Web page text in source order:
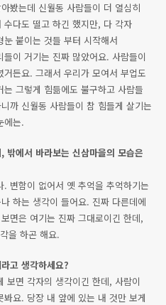
봤는데 신월동 사람들이 더 열심히
다도 떨고 하긴 했지만, 다 각자
붙이는 것들 부터 시작해서
이 거기는 진짜 많았어요. 사람들이
든요. 그래서 우리가 모여서 부업도
그렇게 힘듦에도 불구하고 사람들
까 신월동 사람들이 참 힘들게 살기는
에는.
밖에서 바라보는 신삼마을의 모습은
변함이 없어서 옛 추억을 추억하기는
하는 생각이 들어요. 진짜 다른데에
면은 여기는 진짜 그대로이긴 한데,
을 하곤 해요.
고 생각하세요?
보면 각자의 생각이긴 한데, 사람이
요. 당장 내 앞에 있는 내 것만 보게